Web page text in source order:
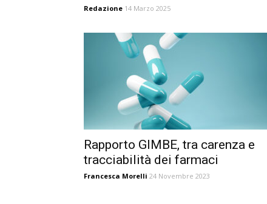
Redazione 14 Marzo 2025
Rapporto GIMBE, tra carenza e
tracciabilità dei farmaci
Francesca Morelli 24 Novembre 2023